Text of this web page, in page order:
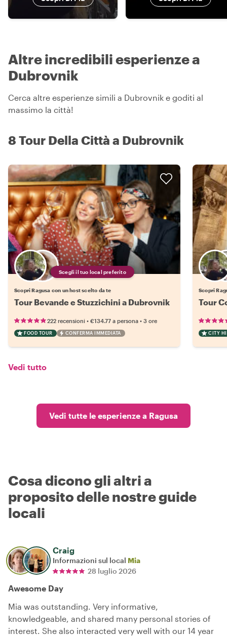
Altre incredibili esperienze a
Dubrovnik
Cerca altre esperienze simili a Dubrovnik e goditi al
massimo la città!
8 Tour Della Città a Dubrovnik
Scegli il tuo local preferito
Scopri Ragusa con un host scelto da te
Tour Bevande e Stuzzichini a Dubrovnik
222 recensioni • €134.77 a persona • 3 ore
FOOD TOUR CONFERMA IMMEDIATA
Scopri
Tour
CITY
Vedi tutto
Vedi tutte le esperienze a Ragusa
Cosa dicono gli altri a
proposito delle nostre guide
locali
Craig
Informazioni sul local Mia
28 luglio 2026
Awesome Day
Mia was outstanding. Very informative,
knowledgeable, and shared many personal stories of
interest. She also interacted very well with our 14 year